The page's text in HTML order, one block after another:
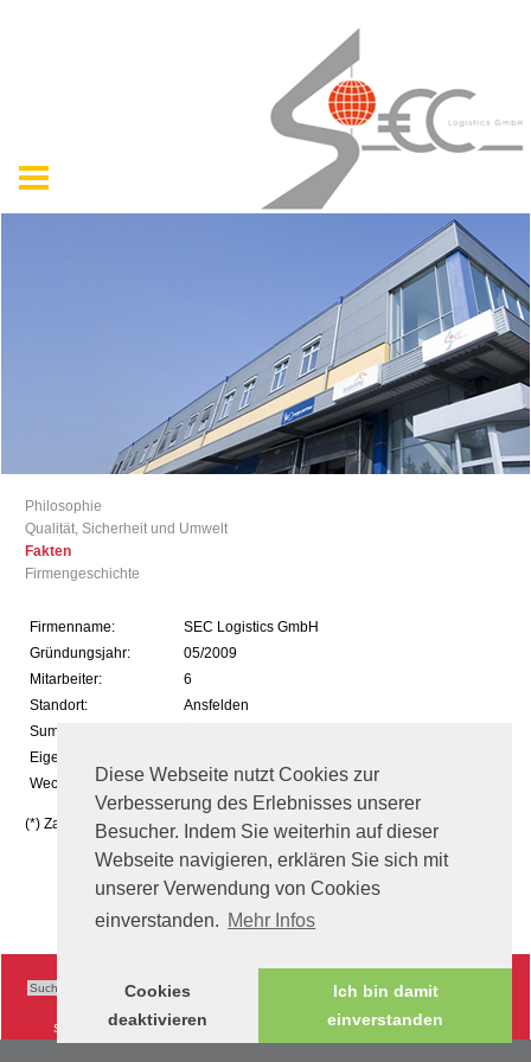
Diese Webseite nutzt Cookies zur
Verbesserung des Erlebnisses unserer
Besucher. Indem Sie weiterhin auf dieser
Webseite navigieren, erklären Sie sich mit
unserer Verwendung von Cookies
einverstanden. Mehr Infos
Cookies
deaktivieren
Ich bin damit
einverstanden
Philosophie
Qualität, Sicherheit und Umwelt
Fakten
Firmengeschichte
Firmenname:
SEC Logistics GmbH
Gründungsjahr:
05/2009
Mitarbeiter:
6
Standort:
Ansfelden
Summe d. Lagerfläche:
Eigenfuhrpark:
Wechselbrücken:
ca. 100 (*)
(*) Zahlen beziehen sich auf die gesamte Firmengruppe.
Sitemap Impressum | AGB